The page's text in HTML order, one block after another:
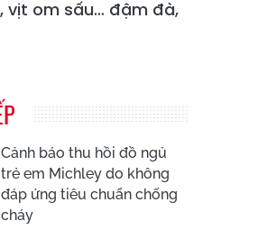
vịt om sấu… đậm đà,
Cảnh báo thu hồi đồ ngủ
trẻ em Michley do không
đáp ứng tiêu chuẩn chống
cháy